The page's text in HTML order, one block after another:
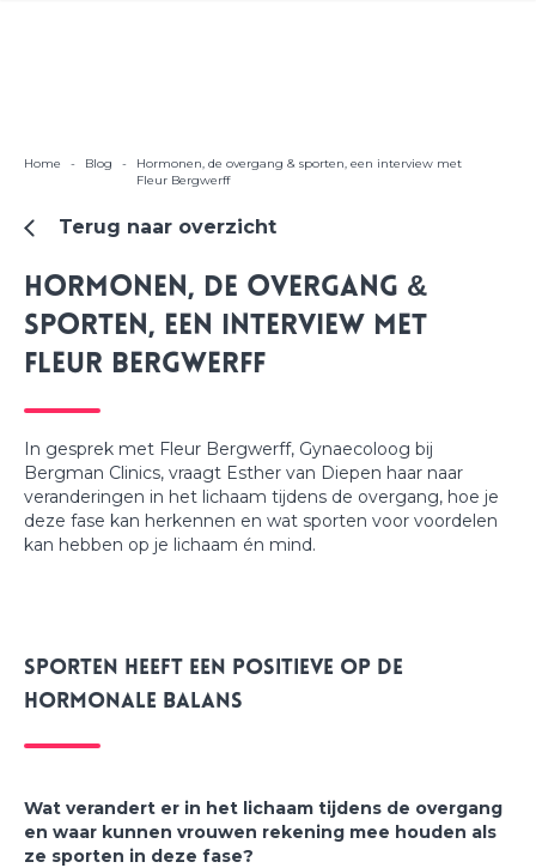
Home - Blog -
Hormonen, de overgang & sporten, een interview met
Fleur Bergwerff
Terug naar overzicht
Hormonen, de overgang &
sporten, een interview met
Fleur Bergwerff
In gesprek met Fleur Bergwerff, Gynaecoloog bij
Bergman Clinics, vraagt Esther van Diepen haar naar
veranderingen in het lichaam tijdens de overgang, hoe je
deze fase kan herkennen en wat sporten voor voordelen
kan hebben op je lichaam én mind.
Sporten heeft een positieve op de
hormonale balans
Wat verandert er in het lichaam tijdens de overgang
en waar kunnen vrouwen rekening mee houden als
ze sporten in deze fase?